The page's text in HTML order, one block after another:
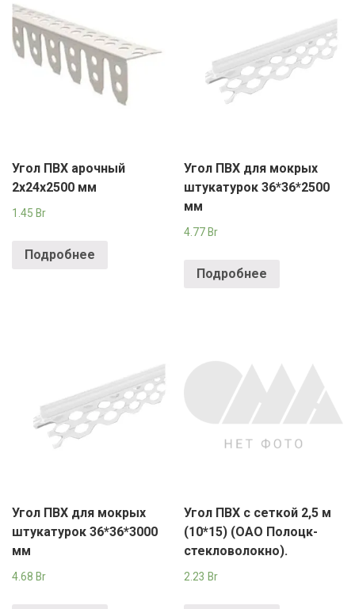
Угол ПВХ арочный
2х24х2500 мм
1.45 Br
Подробнее
Угол ПВХ для мокрых
штукатурок 36*36*2500
мм
4.77 Br
Подробнее
Угол ПВХ для мокрых
штукатурок 36*36*3000
мм
4.68 Br
Угол ПВХ с сеткой 2,5 м
(10*15) (ОАО Полоцк-
стекловолокно).
2.23 Br